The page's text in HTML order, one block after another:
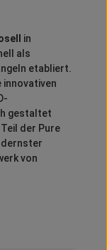
in
als
etabliert.
innovativen
gestaltet
der Pure
von